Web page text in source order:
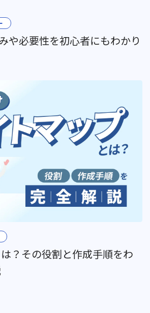
や必要性を初心者にもわかり
？その役割と作成手順をわ